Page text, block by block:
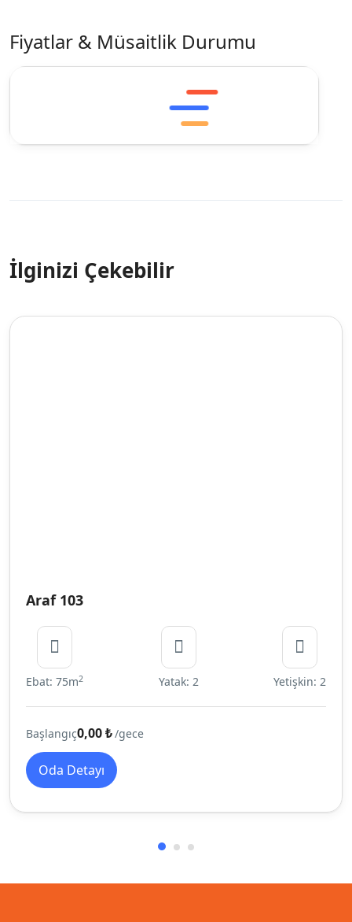
Fiyatlar & Müsaitlik Durumu
İlginizi Çekebilir
Araf 103
Ebat: 75m2 Yatak: 2 Yetişkin: 2
Başlangıç0,00 ₺/gece
Oda Detayı